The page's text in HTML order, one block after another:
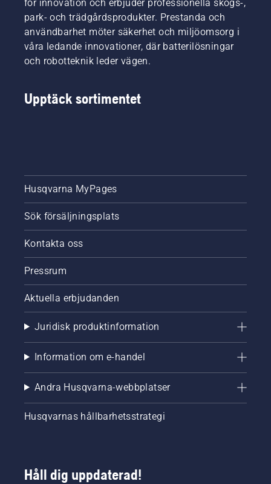
för innovation och erbjuder professionella skogs-,
park- och trädgårdsprodukter. Prestanda och
användbarhet möter säkerhet och miljöomsorg i
våra ledande innovationer, där batterilösningar
och robotteknik leder vägen.
Upptäck sortimentet
Husqvarna MyPages
Sök försäljningsplats
Kontakta oss
Pressrum
Aktuella erbjudanden
Juridisk produktinformation
Information om e-handel
Andra Husqvarna-webbplatser
Husqvarnas hållbarhetsstrategi
Håll dig uppdaterad!